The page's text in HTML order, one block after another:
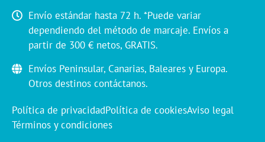
Envío estándar hasta 72 h. *Puede variar
dependiendo del método de marcaje. Envíos a
partir de 300 € netos, GRATIS.
Envíos Peninsular, Canarias, Baleares y Europa.
Otros destinos contáctanos.
Política de privacidadPolítica de cookiesAviso legal
Términos y condiciones